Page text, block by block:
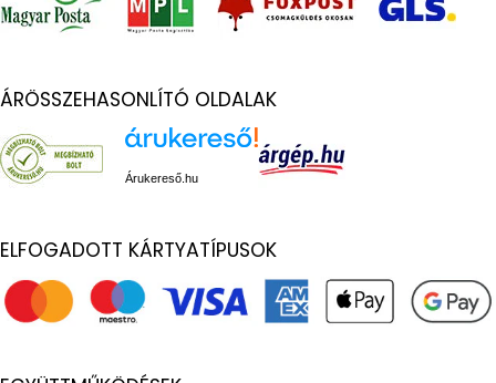
ÁRÖSSZEHASONLÍTÓ OLDALAK
Árukereső.hu
ELFOGADOTT KÁRTYATÍPUSOK